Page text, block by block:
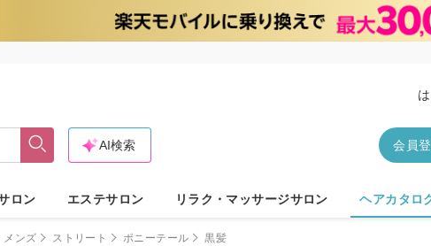
会員
AI検索
ロン エステサロン リラク・マッサージサロン ヘアカタロ
メンズ ストリート ポニーテール 黒髪